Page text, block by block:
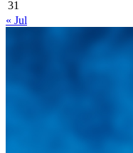
31
« Jul